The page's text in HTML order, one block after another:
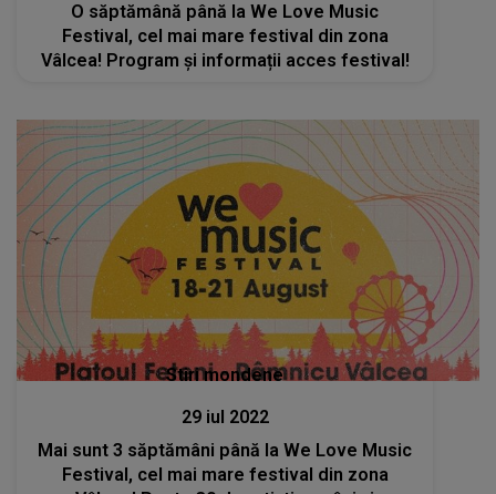
O săptămână până la We Love Music
Festival, cel mai mare festival din zona
Vâlcea! Program și informații acces festival!
Stiri mondene
29 iul 2022
Mai sunt 3 săptămâni până la We Love Music
Festival, cel mai mare festival din zona